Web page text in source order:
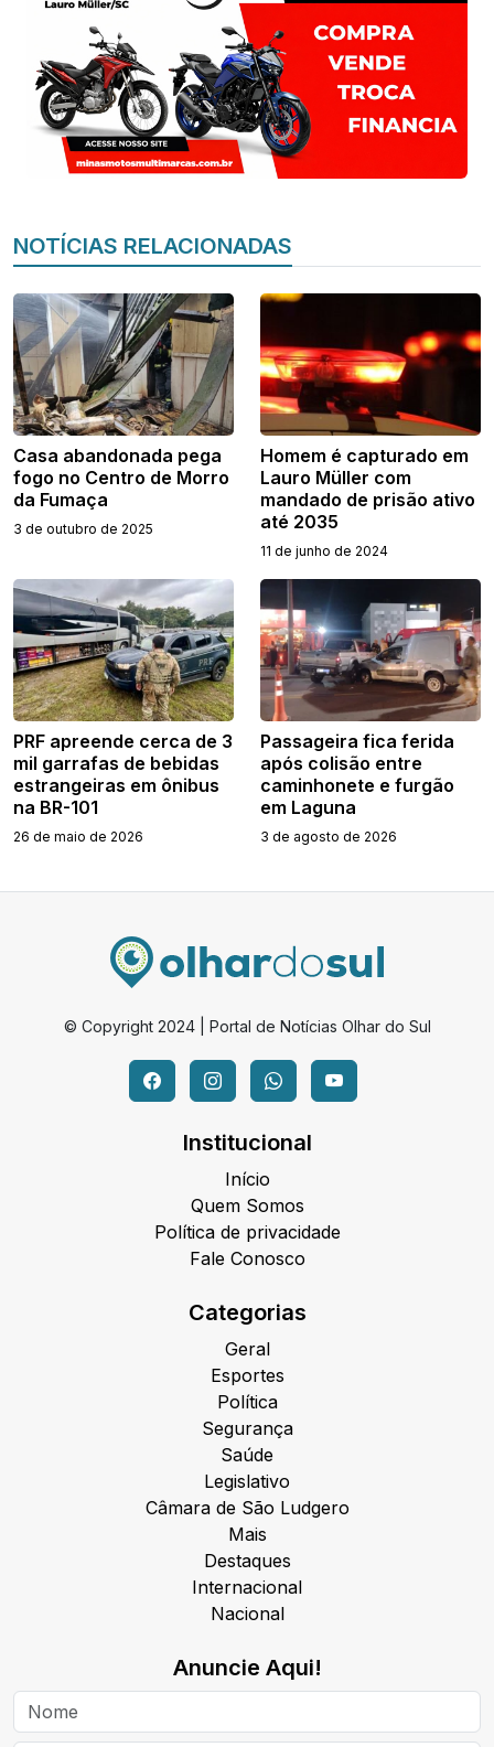
NOTÍCIAS RELACIONADAS
Casa abandonada pega
fogo no Centro de Morro
da Fumaça
3 de outubro de 2025
Homem é capturado em
Lauro Müller com
mandado de prisão ativo
até 2035
11 de junho de 2024
PRF apreende cerca de 3
mil garrafas de bebidas
estrangeiras em ônibus
na BR-101
26 de maio de 2026
Passageira fica ferida
após colisão entre
caminhonete e furgão
em Laguna
3 de agosto de 2026
© Copyright 2024 | Portal de Notícias Olhar do Sul
Institucional
Início
Quem Somos
Política de privacidade
Fale Conosco
Categorias
Geral
Esportes
Política
Segurança
Saúde
Legislativo
Câmara de São Ludgero
Mais
Destaques
Internacional
Nacional
Anuncie Aqui!